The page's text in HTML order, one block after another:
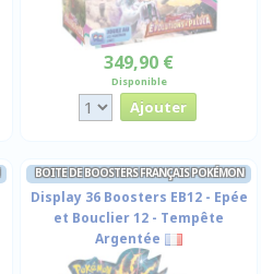
349,90 €
Disponible
BOITE DE BOOSTERS FRANÇAIS POKÉMON
Display 36 Boosters EB12 - Epée
et Bouclier 12 - Tempête
Argentée